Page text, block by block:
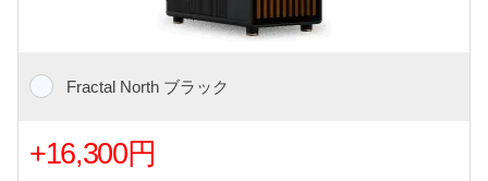
Fractal North ブラック
+16,300円